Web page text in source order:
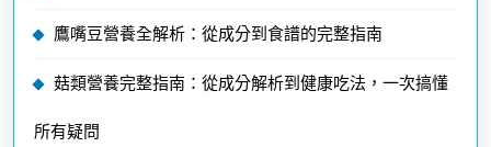
鷹嘴豆營養全解析：從成分到食譜的完整指南
菇類營養完整指南：從成分解析到健康吃法，一次搞懂
所有疑問